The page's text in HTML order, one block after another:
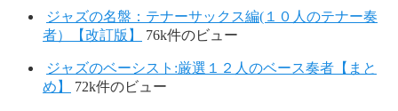
ジャズの名盤：テナーサックス編(１０人のテナー奏
者）【改訂版】
76k件のビュー
ジャズのベーシスト:厳選１２人のベース奏者【まと
め】
72k件のビュー